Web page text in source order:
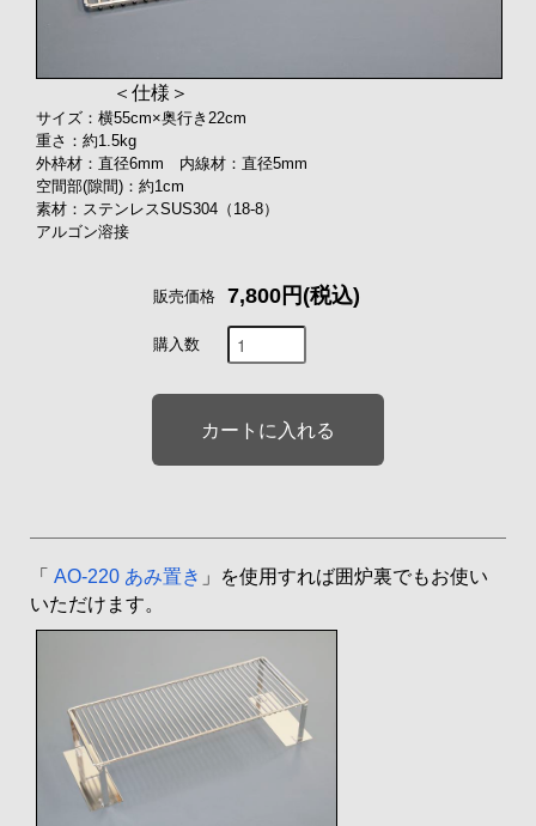
＜仕様＞
サイズ：横55cm×奥行き22cm
重さ：約1.5kg
外枠材：直径6mm 内線材：直径5mm
空間部(隙間)：約1cm
素材：ステンレスSUS304（18-8）
アルゴン溶接
販売価格 7,800円(税込)
購入数
「 AO-220 あみ置き 」を使用すれば囲炉裏でもお使い
いただけます。